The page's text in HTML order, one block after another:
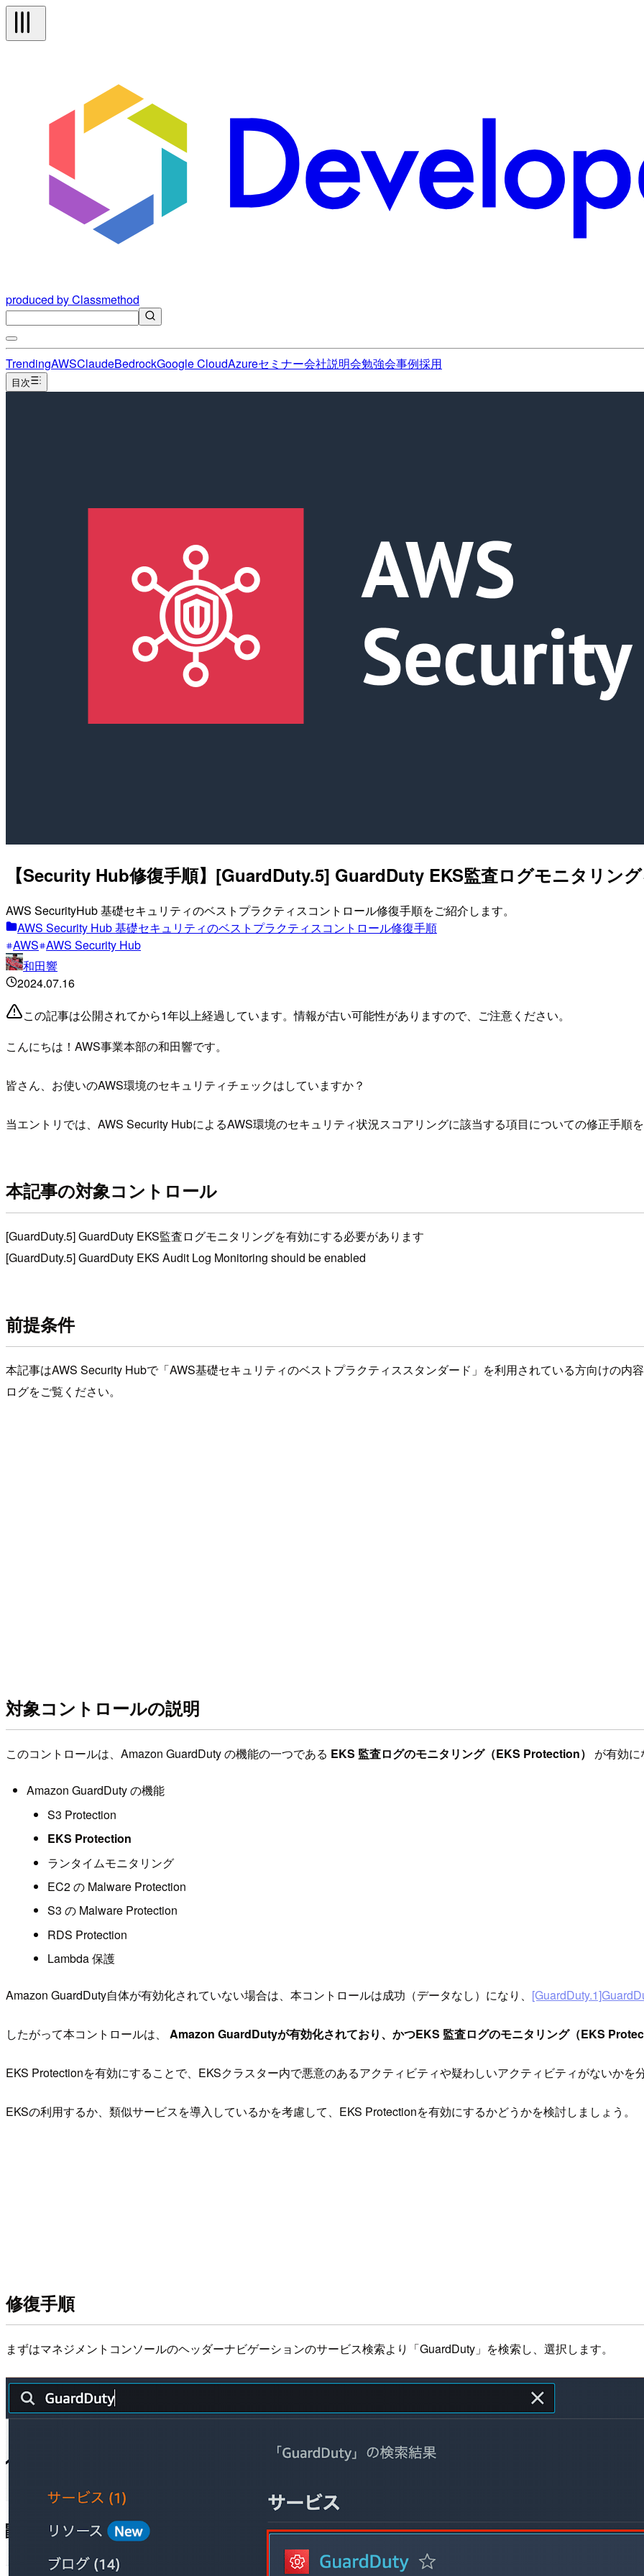
produced by Classmethod
TrendingAWSClaudeBedrockGoogle CloudAzureセミナー会社説明会勉強会事例採用
目次
【Security Hub修復手順】[GuardDuty.5] GuardDuty EKS監査ログモニタリン
AWS SecurityHub 基礎セキュリティのベストプラクティスコントロール修復手順をご紹介します。
AWS Security Hub 基礎セキュリティのベストプラクティスコントロール修復手順
AWS AWS Security Hub
和田響
2024.07.16
この記事は公開されてから1年以上経過しています。情報が古い可能性がありますので、ご注意ください。
こんにちは！AWS事業本部の和田響です。
皆さん、お使いのAWS環境のセキュリティチェックはしていますか？
当エントリでは、AWS Security HubによるAWS環境のセキュリティ状況スコアリングに該当する項目についての修正手順を
本記事の対象コントロール
[GuardDuty.5] GuardDuty EKS監査ログモニタリングを有効にする必要があります
[GuardDuty.5] GuardDuty EKS Audit Log Monitoring should be enabled
前提条件
本記事はAWS Security Hubで「AWS基礎セキュリティのベストプラクティススタンダード」を利用されている方向けの内
ログをご覧ください。
対象コントロールの説明
このコントロールは、Amazon GuardDuty の機能の一つである EKS 監査ログのモニタリング（EKS Protection） が有効に
Amazon GuardDuty の機能
S3 Protection
EKS Protection
ランタイムモニタリング
EC2 の Malware Protection
S3 の Malware Protection
RDS Protection
Lambda 保護
Amazon GuardDuty自体が有効化されていない場合は、本コントロールは成功（データなし）になり、
したがって本コントロールは、 Amazon GuardDutyが有効化されており、かつEKS 監査ログのモニタリング（EKS
EKS Protectionを有効にすることで、EKSクラスター内で悪意のあるアクティビティや疑わしいアクティビティがないかを
EKSの利用するか、類似サービスを導入しているかを考慮して、EKS Protectionを有効にするかどうかを検討しましょう。
修復手順
まずはマネジメントコンソールのヘッダーナビゲーションのサービス検索より「GuardDuty」を検索し、選択します。